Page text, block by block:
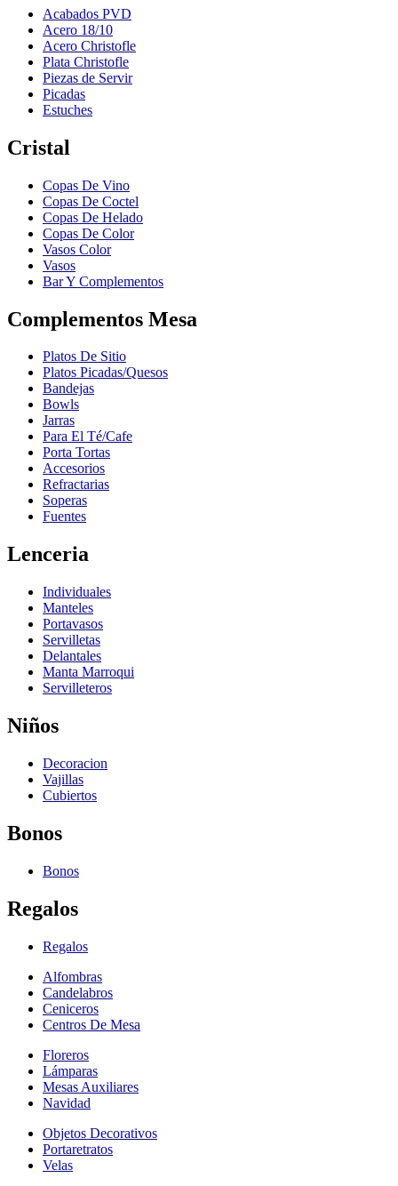
Acabados PVD
Acero 18/10
Acero Christofle
Plata Christofle
Piezas de Servir
Picadas
Estuches
Cristal
Copas De Vino
Copas De Coctel
Copas De Helado
Copas De Color
Vasos Color
Vasos
Bar Y Complementos
Complementos Mesa
Platos De Sitio
Platos Picadas/Quesos
Bandejas
Bowls
Jarras
Para El Té/Cafe
Porta Tortas
Accesorios
Refractarias
Soperas
Fuentes
Lenceria
Individuales
Manteles
Portavasos
Servilletas
Delantales
Manta Marroqui
Servilleteros
Niños
Decoracion
Vajillas
Cubiertos
Bonos
Bonos
Regalos
Regalos
Alfombras
Candelabros
Ceniceros
Centros De Mesa
Floreros
Lámparas
Mesas Auxiliares
Navidad
Objetos Decorativos
Portaretratos
Velas